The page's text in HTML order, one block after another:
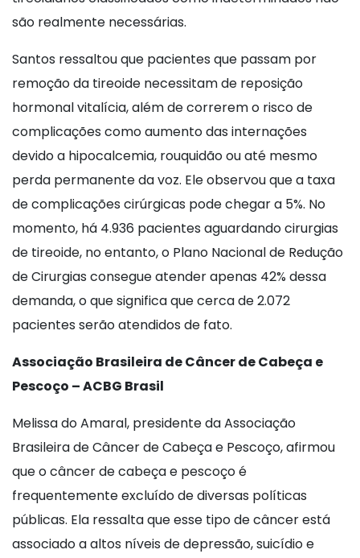
são realmente necessárias.
Santos ressaltou que pacientes que passam por
remoção da tireoide necessitam de reposição
hormonal vitalícia, além de correrem o risco de
complicações como aumento das internações
devido a hipocalcemia, rouquidão ou até mesmo
perda permanente da voz. Ele observou que a taxa
de complicações cirúrgicas pode chegar a 5%. No
momento, há 4.936 pacientes aguardando cirurgias
de tireoide, no entanto, o Plano Nacional de Redução
de Cirurgias consegue atender apenas 42% dessa
demanda, o que significa que cerca de 2.072
pacientes serão atendidos de fato.
Associação Brasileira de Câncer de Cabeça e
Pescoço – ACBG Brasil
Melissa do Amaral, presidente da Associação
Brasileira de Câncer de Cabeça e Pescoço, afirmou
que o câncer de cabeça e pescoço é
frequentemente excluído de diversas políticas
públicas. Ela ressalta que esse tipo de câncer está
associado a altos níveis de depressão, suicídio e